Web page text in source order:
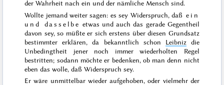
der Wahrheit nach ein und der nämliche Mensch sind.
Wollte jemand weiter sagen: es sey Widerspruch, daß ein
und dasselbe etwas und auch das gerade Gegentheil
davon sey, so müßte er sich erstens über diesen Grundsatz
bestimmter erklären, da bekanntlich schon Leibniz die
Unbedingtheit jener noch immer wiederholten Regel
bestritten; sodann möchte er bedenken, ob man denn nicht
eben das wolle, daß Widerspruch sey.
Er wäre unmittelbar wieder aufgehoben, oder vielmehr der